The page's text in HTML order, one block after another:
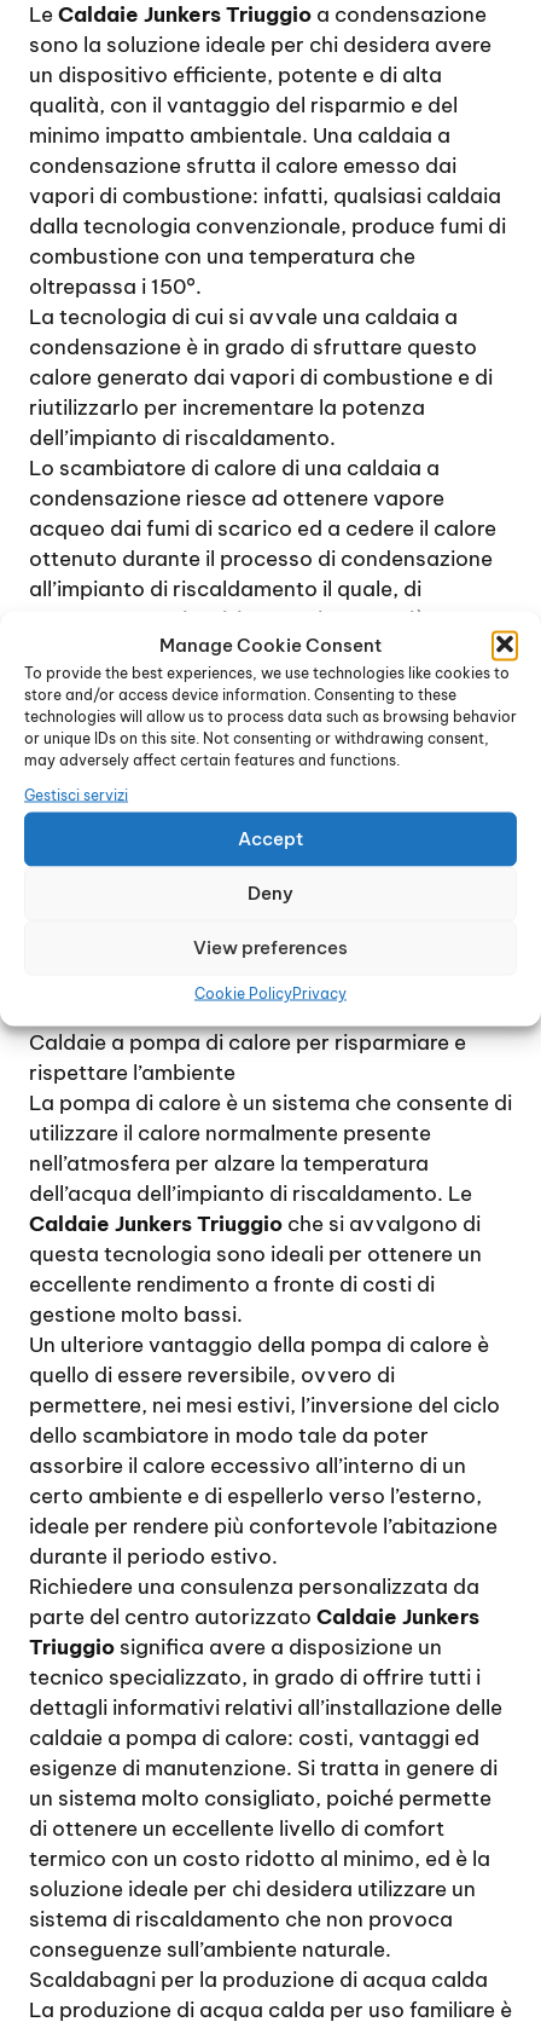
Manage Cookie Consent
To provide the best experiences, we use technologies like cookies to
store and/or access device information. Consenting to these
technologies will allow us to process data such as browsing behavior
or unique IDs on this site. Not consenting or withdrawing consent,
may adversely affect certain features and functions.
Gestisci servizi
Accept
Deny
View preferences
Cookie PolicyPrivacy
LeCaldaie Junkers Triuggio a condensazione
sono la soluzione ideale per chi desidera avere
un dispositivo efficiente, potente e di alta
qualità, con il vantaggio del risparmio e del
minimo impatto ambientale. Una caldaia a
condensazione sfrutta il calore emesso dai
vapori di combustione: infatti, qualsiasi caldaia
dalla tecnologia convenzionale, produce fumi di
combustione con una temperatura che
oltrepassa i 150°.
La tecnologia di cui si avvale una caldaia a
condensazione è in grado di sfruttare questo
calore generato dai vapori di combustione e di
riutilizzarlo per incrementare la potenza
dell’impianto di riscaldamento.
Lo scambiatore di calore di una caldaia a
condensazione riesce ad ottenere vapore
acqueo dai fumi di scarico ed a cedere il calore
ottenuto durante il processo di condensazione
all’impianto di riscaldamento il quale, di
conseguenza, riuscirà a raggiungere più
rapidamente la temperatura desiderata. Il
risparmio che si ottiene sul consumo di gas con
una caldaia a condensazione è realmente
notevole: per tale ragione questo tipo di caldaia
può essere considerata un ottimo investimento.
Il centro di vendita e installazione di
consiglia le caldaie a
condensazione anche in un ambiente
residenziale di piccole dimensioni, in quanto
fronte di un costo ridotto al minimo, non
danneggiano l’ambiente e sono destinate ad
Caldaie a pompa di calore per risparmiare e
rispettare l’ambiente
La pompa di calore è un sistema che consente di
utilizzare il calore normalmente presente
nell’atmosfera per alzare la temperatura
dell’acqua dell’impianto di riscaldamento. Le
Caldaie Junkers Triuggio che si avvalgono di
questa tecnologia sono ideali per ottenere un
eccellente rendimento a fronte di costi di
gestione molto bassi.
Un ulteriore vantaggio della pompa di calore è
quello di essere reversibile, ovvero di
permettere, nei mesi estivi, l’inversione del ciclo
dello scambiatore in modo tale da poter
assorbire il calore eccessivo all’interno di un
certo ambiente e di espellerlo verso l’esterno,
ideale per rendere più confortevole l’abitazione
durante il periodo estivo.
Richiedere una consulenza personalizzata da
parte del centro autorizzato Caldaie Junkers
Triuggio significa avere a disposizione un
tecnico specializzato, in grado di offrire tutti i
dettagli informativi relativi all’installazione delle
caldaie a pompa di calore: costi, vantaggi ed
esigenze di manutenzione. Si tratta in genere di
un sistema molto consigliato, poiché permette
di ottenere un eccellente livello di comfort
termico con un costo ridotto al minimo, ed è la
soluzione ideale per chi desidera utilizzare un
sistema di riscaldamento che non provoca
conseguenze sull’ambiente naturale.
Scaldabagni per la produzione di acqua calda
La produzione di acqua calda per uso familiare è